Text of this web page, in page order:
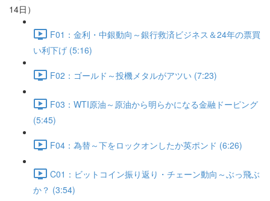
14日）
F01：金利・中銀動向～銀行救済ビジネス＆24年の票買
い利下げ (5:16)
F02：ゴールド～投機メタルがアツい (7:23)
F03：WTI原油～原油から明らかになる金融ドーピング
(5:45)
F04：為替～下をロックオンしたか英ポンド (6:26)
C01：ビットコイン振り返り・チェーン動向～ぶっ飛ぶ
か？ (3:54)